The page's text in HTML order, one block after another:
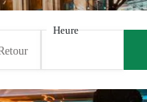
Heure